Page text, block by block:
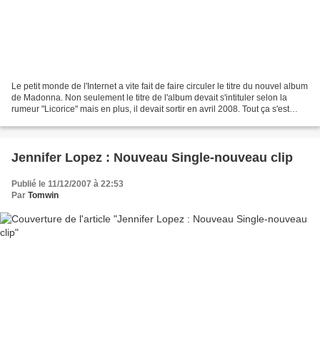
Le petit monde de l'Internet a vite fait de faire circuler le titre du nouvel album
de Madonna. Non seulement le titre de l'album devait s'intituler selon la
rumeur "Licorice" mais en plus, il devait sortir en avril 2008. Tout ça s'est
Jennifer Lopez : Nouveau Single-nouveau clip
Publié le 11/12/2007 à 22:53
Par Tomwin